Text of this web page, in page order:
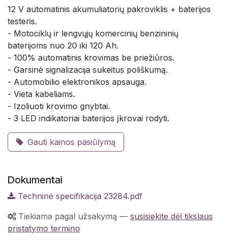
12 V automatinis akumuliatorių pakroviklis + baterijos
testeris.
- Motociklų ir lengvųjų komercinių benzininių
baterijoms nuo 20 iki 120 Ah.
- 100% automatinis krovimas be priežiūros.
- Garsinė signalizacija sukeitus poliškumą.
- Automobilio elektronikos apsauga.
- Vieta kabeliams.
- Izoliuoti krovimo gnybtai.
- 3 LED indikatoriai baterijos įkrovai rodyti.
Gauti kainos pasiūlymą
Dokumentai
Techninė specifikacija 23284.pdf
Tiekiama pagal užsakymą — susisiekite dėl tikslaus
pristatymo termino